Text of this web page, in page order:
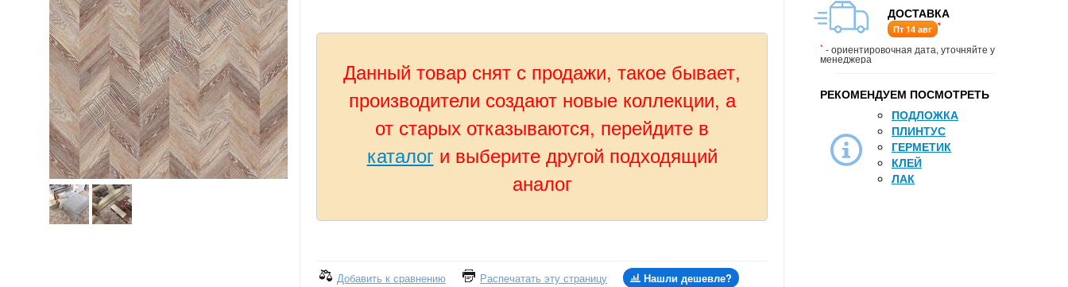
Данный товар снят с продажи, такое бывает,
производители создают новые коллекции, а
от старых отказываются, перейдите в
каталог и выберите другой подходящий
аналог
Добавить к сравнению Распечатать эту страницу Нашли дешевле?
ДОСТАВКА
Пт 14 авг *
* - ориентировочная дата, уточняйте у
менеджера
РЕКОМЕНДУЕМ ПОСМОТРЕТЬ
ПОДЛОЖКА
ПЛИНТУС
ГЕРМЕТИК
КЛЕЙ
ЛАК